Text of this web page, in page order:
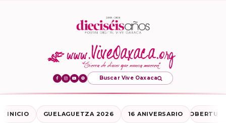
Buscar Vive Oaxaca
INICIO GUELAGUETZA 2026 16 ANIVERSARIO